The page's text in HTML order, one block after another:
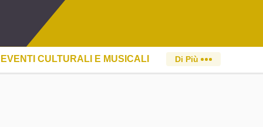
EVENTI CULTURALI E MUSICALI Di Più